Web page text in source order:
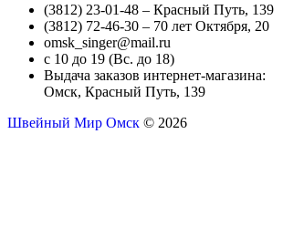
(3812) 23-01-48 – Красный Путь, 139
(3812) 72-46-30 – 70 лет Октября, 20
omsk_singer@mail.ru
с 10 до 19 (Вс. до 18)
Выдача заказов интернет-магазина:
Омск, Красный Путь, 139
Швейный Мир Омск © 2026